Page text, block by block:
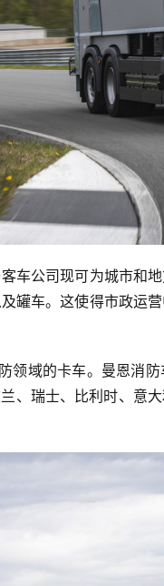
车公司现可为城市和
罐车。这使得市政运
域的卡车。曼恩消
、瑞士、比利时、意